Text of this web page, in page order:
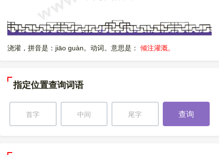
浇灌，拼音是：jiāo guàn。动词。意思是： 倾注灌溉。
指定位置查询词语
查询